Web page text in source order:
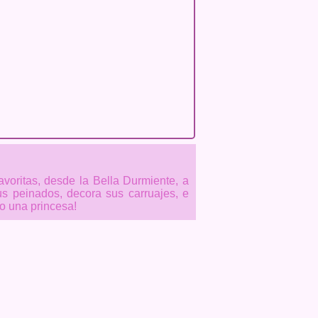
desde la Bella Durmiente, a
peinados, decora sus carruajes, e
una princesa!